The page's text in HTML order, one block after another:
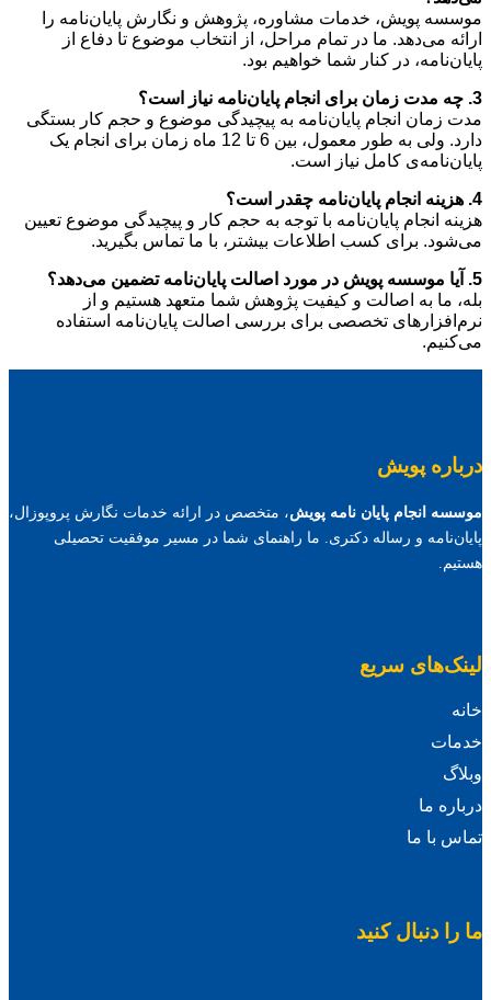
موسسه پویش، خدمات مشاوره، پژوهش و نگارش پایان‌نامه را
ارائه می‌دهد. ما در تمام مراحل، از انتخاب موضوع تا دفاع از
پایان‌نامه، در کنار شما خواهیم بود.
3. چه مدت زمان برای انجام پایان‌نامه نیاز است؟
مدت زمان انجام پایان‌نامه به پیچیدگی موضوع و حجم کار بستگی
دارد. ولی به طور معمول، بین 6 تا 12 ماه زمان برای انجام یک
پایان‌نامه‌ی کامل نیاز است.
4. هزینه انجام پایان‌نامه چقدر است؟
هزینه انجام پایان‌نامه با توجه به حجم کار و پیچیدگی موضوع تعیین
می‌شود. برای کسب اطلاعات بیشتر، با ما تماس بگیرید.
5. آیا موسسه پویش در مورد اصالت پایان‌نامه تضمین می‌دهد؟
بله، ما به اصالت و کیفیت پژوهش شما متعهد هستیم و از
نرم‌افزارهای تخصصی برای بررسی اصالت پایان‌نامه استفاده
می‌کنیم.
درباره پویش
موسسه انجام پایان نامه پویش، متخصص در ارائه خدمات نگارش پروپوزال،
پایان‌نامه و رساله دکتری. ما راهنمای شما در مسیر موفقیت تحصیلی
هستیم.
لینک‌های سریع
خانه
خدمات
وبلاگ
درباره ما
تماس با ما
ما را دنبال کنید